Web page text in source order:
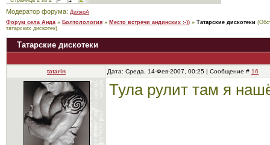
Модератор форума: ДилярА
Форум села Анда » Болтолология » Место встречи андинских :-)) » Татарские дискотеки
татарских дискотек)
Татарские дискотеки
tatarin Дата: Среда, 14-Фев-2007, 00:25 | Сообщение # 16
Тула рулит там я